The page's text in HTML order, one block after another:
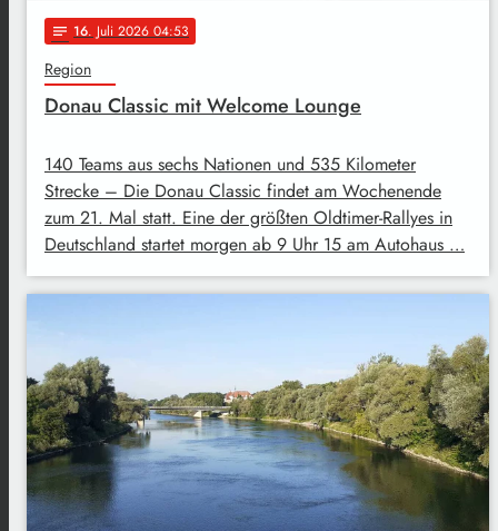
notes 16. Juli 2026 04:53
Region
Donau Classic mit Welcome Lounge
140 Teams aus sechs Nationen und 535 Kilometer
Strecke – Die Donau Classic findet am Wochenende
zum 21. Mal statt. Eine der größten Oldtimer-Rallyes in
Deutschland startet morgen ab 9 Uhr 15 am Autohaus …